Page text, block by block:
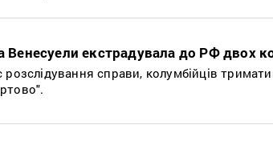
Венесуели екстрадувала до РФ двох
розслідування справи, колумбійців